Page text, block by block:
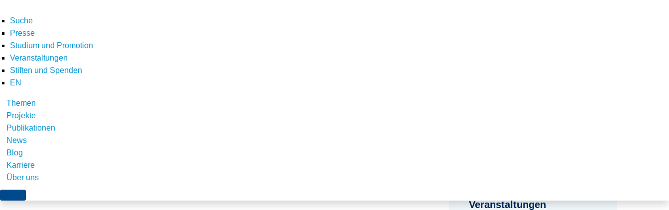
Suche
Presse
Studium und Promotion
Veranstaltungen
Stiften und Spenden
EN
Themen
Projekte
Publikationen
News
Blog
Karriere
Über uns
Home Home rainbow of embroidery thread
Teilen
Veranstaltungen